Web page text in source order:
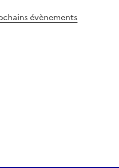
évènements